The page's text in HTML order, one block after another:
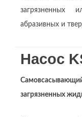
загрязненных
абразивных и
Насос
загрязненных